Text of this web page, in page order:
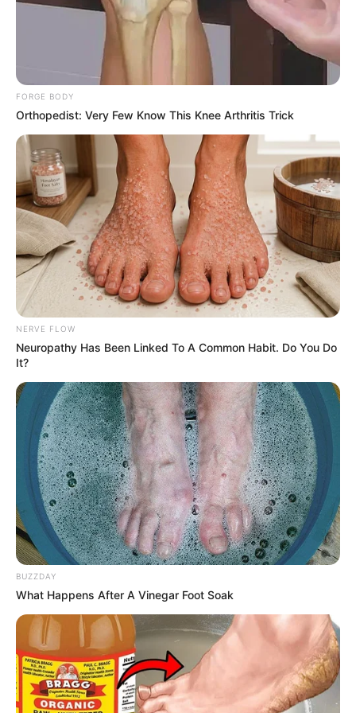
INSPIRASI
8 Karakter BT21, Stiker Animasi
FORGE BODY
Orthopedist: Very Few Know This Knee Arthritis Trick
NERVE FLOW
Neuropathy Has Been Linked To A Common Habit. Do You Do
It?
BUZZDAY
What Happens After A Vinegar Foot Soak